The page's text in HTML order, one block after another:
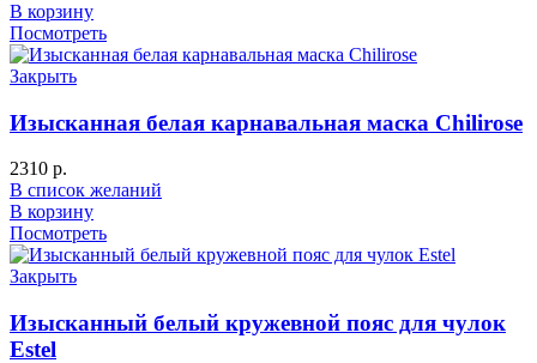
В корзину
Посмотреть
Закрыть
Изысканная белая карнавальная маска Chilirose
2310 р.
В список желаний
В корзину
Посмотреть
Закрыть
Изысканный белый кружевной пояс для чулок
Estel